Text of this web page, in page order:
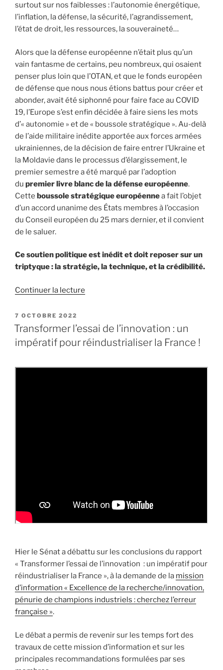
surtout sur nos faiblesses : l’autonomie énergétique,
l’inflation, la défense, la sécurité, l’agrandissement,
l’état de droit, les ressources, la souveraineté…
Alors que la défense européenne n’était plus qu’un
vain fantasme de certains, peu nombreux, qui osaient
penser plus loin que l’OTAN, et que le fonds européen
de défense que nous nous étions battus pour créer et
abonder, avait été siphonné pour faire face au COVID
19, l’Europe s’est enfin décidée à faire siens les mots
d’« autonomie » et de « boussole stratégique ». Au-delà
de l’aide militaire inédite apportée aux forces armées
ukrainiennes, de la décision de faire entrer l’Ukraine et
la Moldavie dans le processus d’élargissement, le
premier semestre a été marqué par l’adoption
du premier livre blanc de la défense européenne.
Cette boussole stratégique européennea fait l’objet
d’un accord unanime des États membres à l’occasion
du Conseil européen du 25 mars dernier, et il convient
de le saluer.
Ce soutien politique est inédit et doit reposer sur un
triptyque : la stratégie, la technique, et la crédibilité.
Continuer la lecture
tournant
pour
PUBLIÉ
LE
7 OCTOBRE 2022
Transformer l’essai de l’innovation : un
impératif pour réindustrialiser la France !
Hier le Sénat a débattu sur les conclusions du rapport
« Transformer l’essai de l’innovation : un impératif pour
réindustrialiser la France », à la demande de la mission
d’information « Excellence de la recherche/innovation,
pénurie de champions industriels : cherchez l’erreur
française ».
Le débat a permis de revenir sur les temps fort des
travaux de cette mission d’information et sur les
principales recommandations formulées par ses